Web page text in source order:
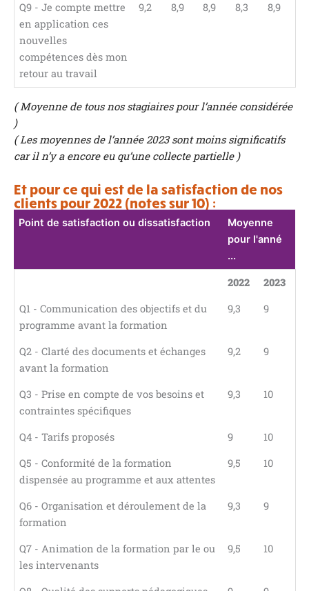
Q9 - Je compte mettre
en application ces
nouvelles
compétences dès mon
retour au travail
9,2 8,9 8,9 8,3 8,9
( Moyenne de tous nos stagiaires pour l’année considérée
)
( Les moyennes de l’année 2023 sont moins significatifs
car il n’y a encore eu qu’une collecte partielle )
Et pour ce qui est de la satisfaction de nos
clients pour 2022 (notes sur 10) :
Point de satisfaction ou dissatisfaction
Moyenne
pour l'anné
...
2022
2023
Q1 - Communication des objectifs et du
programme avant la formation
9,3 9
Q2 - Clarté des documents et échanges
avant la formation
9,2 9
Q3 - Prise en compte de vos besoins et
contraintes spécifiques
9,3 10
Q4 - Tarifs proposés 9
10
Q5 - Conformité de la formation
dispensée au programme et aux attentes
9,5 10
Q6 - Organisation et déroulement de la
formation
9,3 9
Q7 - Animation de la formation par le ou
les intervenants
9,5 10